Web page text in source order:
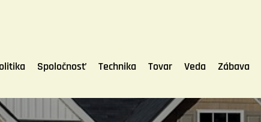
Spoločnosť Technika Tovar Veda Zábava